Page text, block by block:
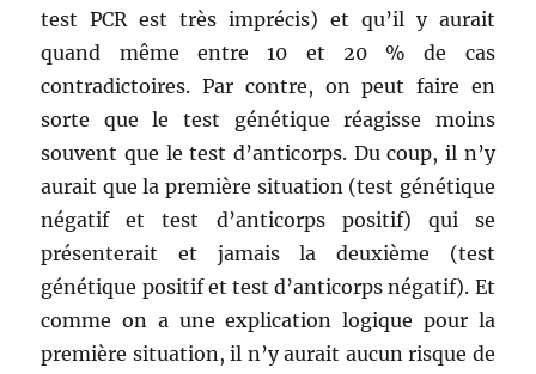
test PCR est très imprécis) et qu’il y aurait
quand même entre 10 et 20 % de cas
contradictoires. Par contre, on peut faire en
sorte que le test génétique réagisse moins
souvent que le test d’anticorps. Du coup, il n’y
aurait que la première situation (test génétique
négatif et test d’anticorps positif) qui se
présenterait et jamais la deuxième (test
génétique positif et test d’anticorps négatif). Et
comme on a une explication logique pour la
première situation, il n’y aurait aucun risque de